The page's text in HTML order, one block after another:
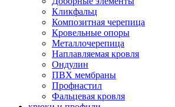
Кликфальц
Композитная черепица
Кровельные опоры
Металлочерепица
Наплавляемая кровля
Ондулин
ПВХ мембраны
Профнастил
Фальцевая кровля